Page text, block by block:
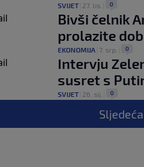
SVIJET 27. lis. 0
Bivši čelnik
prolazite
EKONOMIJA 7. srp. 0
Intervju
susret s
SVIJET 26. sij. 0
Sljedeća